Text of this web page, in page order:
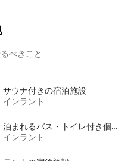
べきこと
サウナ付きの宿泊施設
インラント
泊まれるバス・トイレ付き個室
インラント